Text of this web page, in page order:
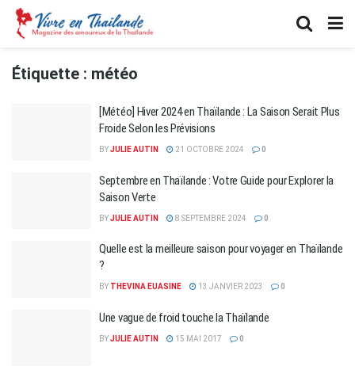
Étiquette : météo
[Météo] Hiver 2024 en Thaïlande : La Saison Serait Plus
Froide Selon les Prévisions
BYJULIE AUTIN 21 OCTOBRE 2024 0
Septembre en Thaïlande : Votre Guide pour Explorer la
Saison Verte
BYJULIE AUTIN 8 SEPTEMBRE 2024 0
Quelle est la meilleure saison pour voyager en Thaïlande
?
BY THEVINA EUASINE 13 JANVIER 2023 0
Une vague de froid touche la Thaïlande
BYJULIE AUTIN 15 MAI 2017 0